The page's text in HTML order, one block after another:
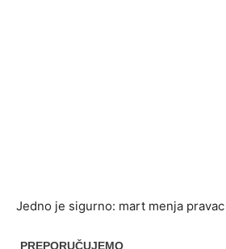
Jedno je sigurno: mart menja pravac